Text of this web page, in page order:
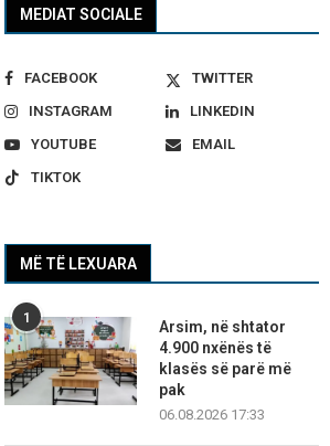
MEDIAT SOCIALE
FACEBOOK
TWITTER
INSTAGRAM
LINKEDIN
YOUTUBE
EMAIL
TIKTOK
MË TË LEXUARA
1
Arsim, në shtator
4.900 nxënës të
klasës së parë më
pak
06.08.2026 17:33